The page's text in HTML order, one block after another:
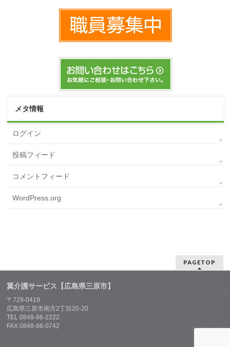
メタ情報
ログイン
投稿フィード
コメントフィード
WordPress.org
PAGETOP
翼介護サービス【広島県三原市】
〒729-0419
広島県三原市南方2丁目20-20
TEL 0848-86-2222
FAX 0848-86-0742